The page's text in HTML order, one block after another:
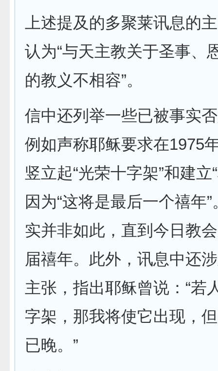
上述提及的多聚莱讯息的
认为“与天主教关于圣事、
的教义不相容”。
信中还列举一些已被事实
例如声称耶稣要求在1975
竖立起“光荣十字架”和建立
因为“这将是最后一个禧年
实并非如此，直到今日教
届禧年。此外，讯息中还
主张，指出耶稣曾说：“若
字架，那我将使它出现，
已晚。”